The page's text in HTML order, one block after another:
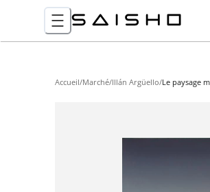
Accueil/Marché/Illán Argüello/Le paysage